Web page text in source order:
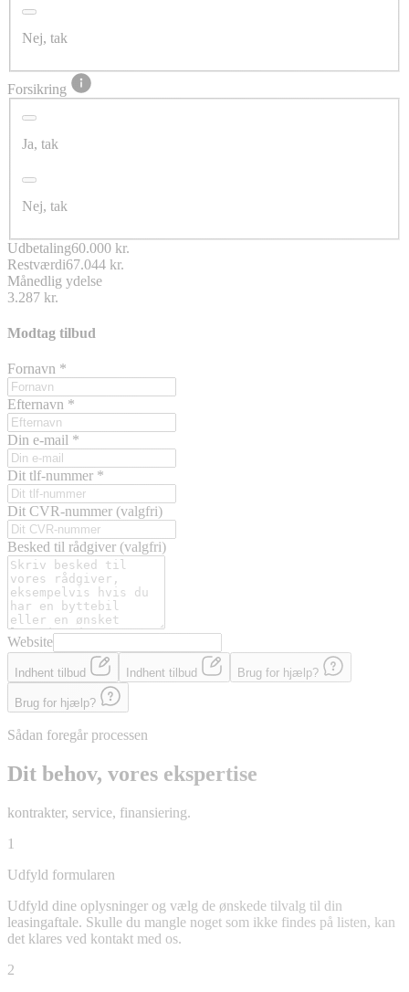
Nej, tak
Forsikring
Ja, tak
Nej, tak
Udbetaling60.000 kr.
Restværdi67.044 kr.
Månedlig ydelse
3.287 kr.
Modtag tilbud
Fornavn *
Efternavn *
Din e-mail *
Dit tlf-nummer *
Dit CVR-nummer (valgfri)
Besked til rådgiver (valgfri)
Website
Indhent tilbud Indhent tilbud Brug for hjælp?
Brug for hjælp?
Sådan foregår processen
Dit behov, vores ekspertise
kontrakter, service, finansiering.
1
Udfyld formularen
Udfyld dine oplysninger og vælg de ønskede tilvalg til din
leasingaftale. Skulle du mangle noget som ikke findes på listen, kan
det klares ved kontakt med os.
2